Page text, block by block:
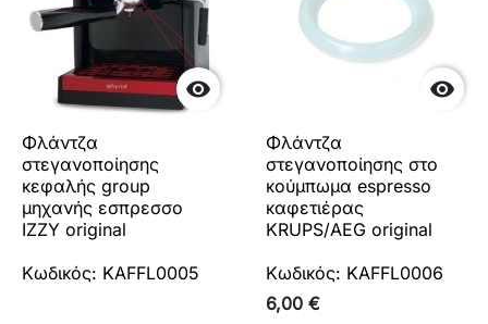

Φλάντζα
στεγανοποίησης
κεφαλής group
μηχανής εσπρεσσο
IZZY original
Κωδικός: KAFFL0005

Φλάντζα
στεγανοποίησης στο
κούμπωμα espresso
καφετιέρας
KRUPS/AEG original
Κωδικός: KAFFL0006
6,00 €